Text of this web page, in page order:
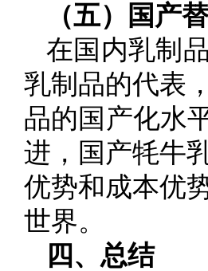
（五）国产
在国内乳制
乳制品的代表
品的国产化水
进，国产牦牛
优势和成本优
世界。
四、总结